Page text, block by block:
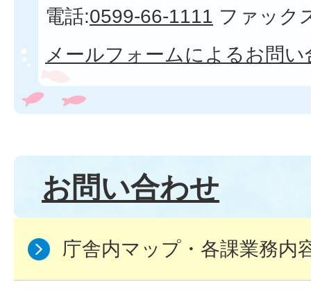
電話:0599-66-1111 ファック
メールフォームによるお問い
お問い合わせ
庁舎内マップ・各課業務内